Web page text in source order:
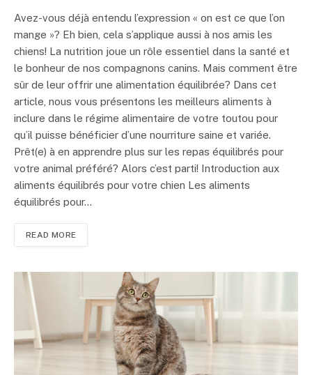
Avez-vous déjà entendu l’expression « on est ce que l’on
mange »? Eh bien, cela s’applique aussi à nos amis les
chiens! La nutrition joue un rôle essentiel dans la santé et
le bonheur de nos compagnons canins. Mais comment être
sûr de leur offrir une alimentation équilibrée? Dans cet
article, nous vous présentons les meilleurs aliments à
inclure dans le régime alimentaire de votre toutou pour
qu’il puisse bénéficier d’une nourriture saine et variée.
Prêt(e) à en apprendre plus sur les repas équilibrés pour
votre animal préféré? Alors c’est parti! Introduction aux
aliments équilibrés pour votre chien Les aliments
équilibrés pour…
READ MORE